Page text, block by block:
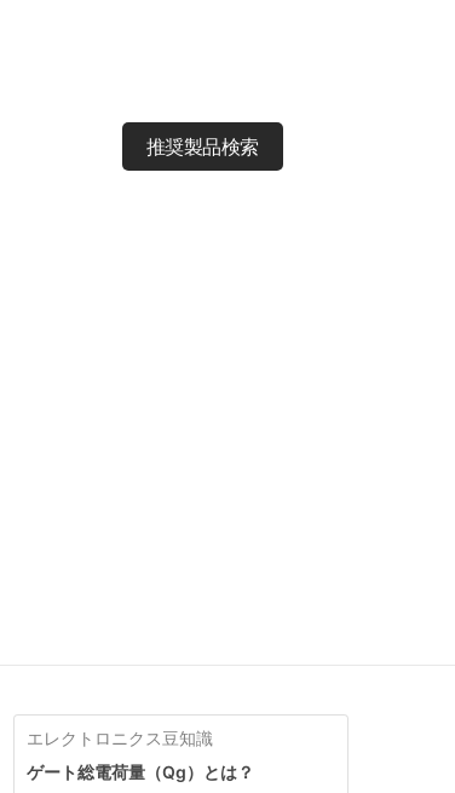
推奨製品検索
エレクトロニクス豆知識
ゲート総電荷量（Qg）とは？